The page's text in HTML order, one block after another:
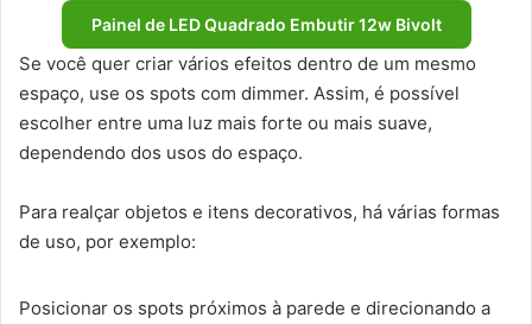
Painel de LED Quadrado Embutir 12w Bivolt
Se você quer criar vários efeitos dentro de um mesmo
espaço, use os spots com dimmer. Assim, é possível
escolher entre uma luz mais forte ou mais suave,
dependendo dos usos do espaço.
Para realçar objetos e itens decorativos, há várias formas
de uso, por exemplo:
Posicionar os spots próximos à parede e direcionando a